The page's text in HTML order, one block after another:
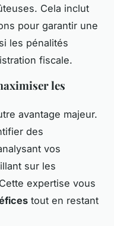
Cela inclut
pour garantir une
les pénalités
fiscale.
les
avantage majeur.
des
vos
sur les
expertise vous
tout en restant